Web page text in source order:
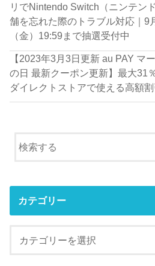
リでNintendo Switch（ニンテン
舗を忘れた際のトラブル対応｜9
（金）19:59まで抽選受付中
【2023年3月3日更新 au PAY マ
の日 最新クーポン更新】最大31
ダイレクトストアで使える高額
カテゴリー